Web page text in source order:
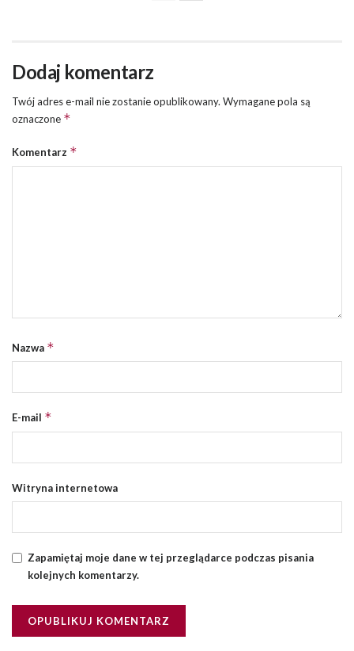
Dodaj komentarz
Twój adres e-mail nie zostanie opublikowany. Wymagane pola są
oznaczone *
Komentarz *
Nazwa *
E-mail *
Witryna internetowa
Zapamiętaj moje dane w tej przeglądarce podczas pisania
kolejnych komentarzy.